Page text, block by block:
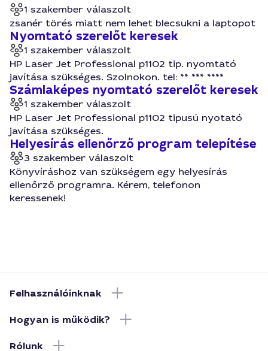
1 szakember válaszolt
zsanér törés miatt nem lehet blecsukni a laptopot
Nyomtató szerelőt keresek
1 szakember válaszolt
HP Laser Jet Professional p1102 tip. nyomtató
javítása szükséges. Szolnokon. tel: ** *** ****
Számlaképes nyomtató szerelőt keresek
1 szakember válaszolt
HP Laser Jet Professional p1102 tipusú nyotató
javítása szükséges.
Helyesírás ellenőrző program telepítése
3 szakember válaszolt
Könyvíráshoz van szükségem egy helyesírás
ellenőrző programra. Kérem, telefonon
keressenek!
Felhasználóinknak
Hogyan is működik?
Rólunk